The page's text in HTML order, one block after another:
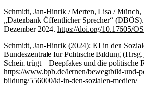
Schmidt, Jan-Hinrik / Merten, Lisa /
„Datenbank Öffentlicher Sprecher“
Dezember 2024. https://doi.org/10.17605/
Schmidt, Jan-Hinrik (2024): KI in den
Bundeszentrale für Politische Bildung
Schein trügt – Deepfakes und die politische
https://www.bpb.de/lernen/bewegtbild-und-
bildung/556000/ki-in-den-sozialen-medien/